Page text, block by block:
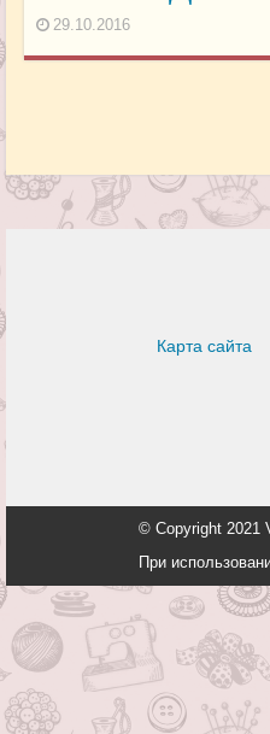
29.10.2016
Карта сайта
© Copyright
При